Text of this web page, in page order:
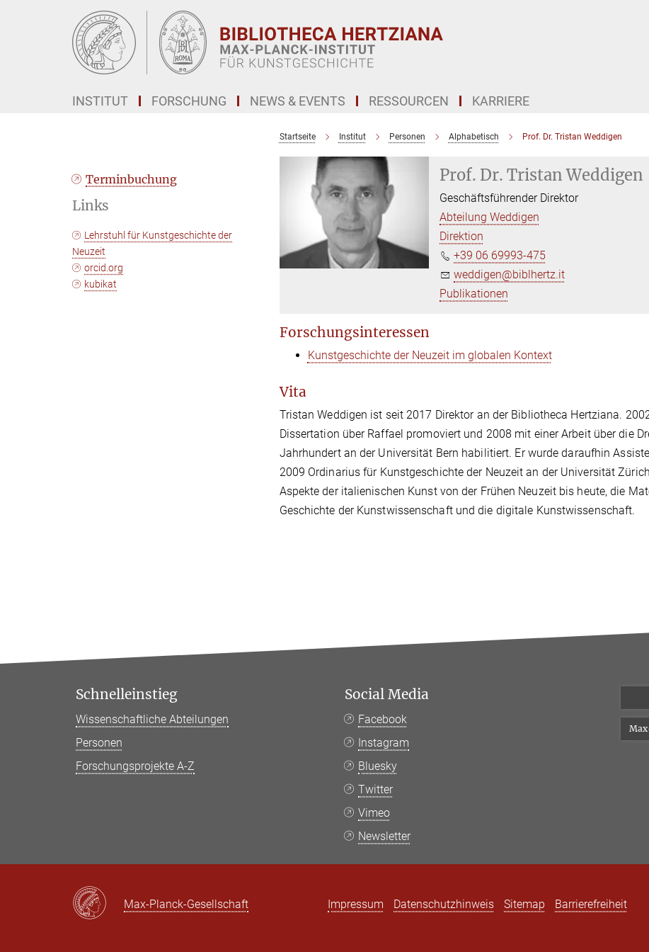
INSTITUT FORSCHUNG NEWS & EVENTS RESSOURCEN KARRIERE
Startseite Institut Personen Alphabetisch Prof. Dr. Tristan Weddigen
Prof. Dr. Tristan Weddigen
Geschäftsführender Direktor
Abteilung Weddigen
Direktion
+39 06 69993-475
weddigen@biblhertz.it
Publikationen
Forschungsinteressen
Kunstgeschichte der Neuzeit im globalen Kontext
Vita
Tristan Weddigen ist seit 2017 Direktor an der Bibliotheca Hertziana.
Dissertation über Raffael promoviert und 2008 mit einer Arbeit über die
Jahrhundert an der Universität Bern habilitiert. Er wurde daraufhin
2009 Ordinarius für Kunstgeschichte der Neuzeit an der Universität
Aspekte der italienischen Kunst von der Frühen Neuzeit bis heute, die
Geschichte der Kunstwissenschaft und die digitale Kunstwissenschaft.
Terminbuchung
Links
Lehrstuhl für Kunstgeschichte der
Neuzeit
orcid.org
kubikat
Schnelleinstieg
Wissenschaftliche Abteilungen
Personen
Forschungsprojekte A-Z
Social Media
Facebook
Instagram
Bluesky
Twitter
Vimeo
Newsletter
Max-Planck-Gesellschaft Impressum Datenschutzhinweis Sitemap Barrierefreiheit